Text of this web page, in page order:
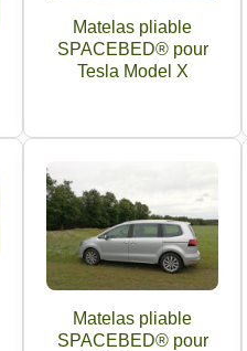
Matelas pliable
SPACEBED® pour
Tesla Model X
Matelas pliable
SPACEBED® pour